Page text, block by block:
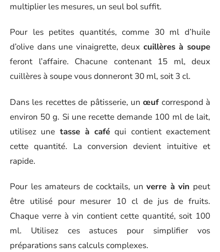
multiplier les mesures, un seul bol suffit.
Pour les petites quantités, comme 30 ml d’huile
d’olive dans une vinaigrette, deux cuillères à soupe
feront l’affaire. Chacune contenant 15 ml, deux
cuillères à soupe vous donneront 30 ml, soit 3 cl.
Dans les recettes de pâtisserie, unœufcorrespond à
environ 50 g. Si une recette demande 100 ml de lait,
utilisez une tasse à café qui contient exactement
cette quantité. La conversion devient intuitive et
rapide.
Pour les amateurs de cocktails, unverre à vin peut
être utilisé pour mesurer 10 cl de jus de fruits.
Chaque verre à vin contient cette quantité, soit 100
ml. Utilisez ces astuces pour simplifier vos
préparations sans calculs complexes.